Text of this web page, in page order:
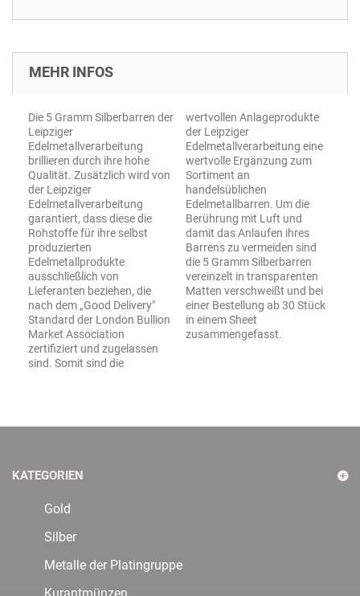
MEHR INFOS
Die 5 Gramm Silberbarren der
Leipziger
Edelmetallverarbeitung
brillieren durch ihre hohe
Qualität. Zusätzlich wird von
der Leipziger
Edelmetallverarbeitung
garantiert, dass diese die
Rohstoffe für ihre selbst
produzierten
Edelmetallprodukte
ausschließlich von
Lieferanten beziehen, die
nach dem „Good Delivery"
Standard der London Bullion
Market Association
zertifiziert und zugelassen
sind. Somit sind die
wertvollen Anlageprodukte
der Leipziger
Edelmetallverarbeitung eine
wertvolle Ergänzung zum
Sortiment an
handelsüblichen
Edelmetallbarren. Um die
Berührung mit Luft und
damit das Anlaufen ihres
Barrens zu vermeiden sind
die 5 Gramm Silberbarren
vereinzelt in transparenten
Matten verschweißt und bei
einer Bestellung ab 30 Stück
in einem Sheet
zusammengefasst.
KATEGORIEN
Gold
Silber
Metalle der Platingruppe